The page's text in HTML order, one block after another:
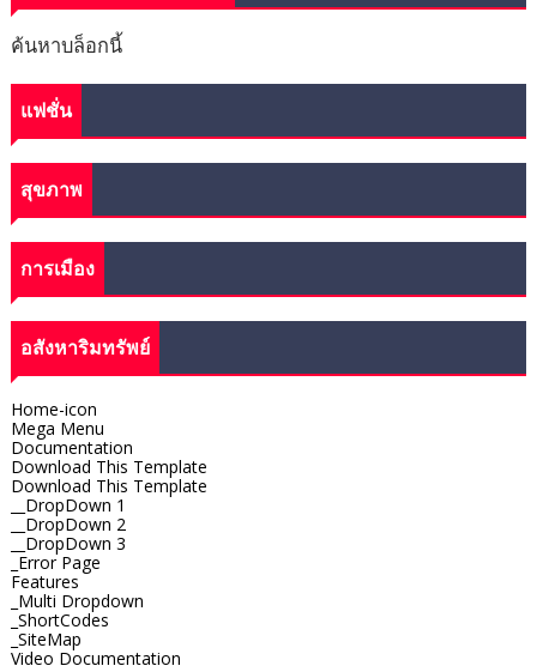
ค้นหาบล็อกนี้
แฟชั่น
สุขภาพ
การเมือง
อสังหาริมทรัพย์
Home-icon
Mega Menu
Documentation
Download This Template
Download This Template
__DropDown 1
__DropDown 2
__DropDown 3
_Error Page
Features
_Multi Dropdown
_ShortCodes
_SiteMap
Video Documentation